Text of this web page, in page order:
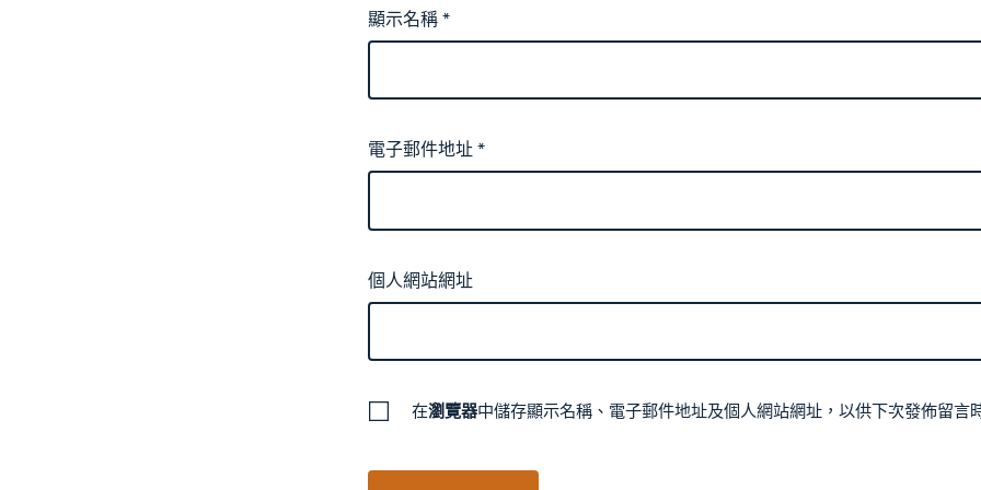
顯示名稱*
電子郵件地址*
個人網站網址
在瀏覽器中儲存顯示名稱、電子郵件地址及個人網站網址，以供下次發佈留言